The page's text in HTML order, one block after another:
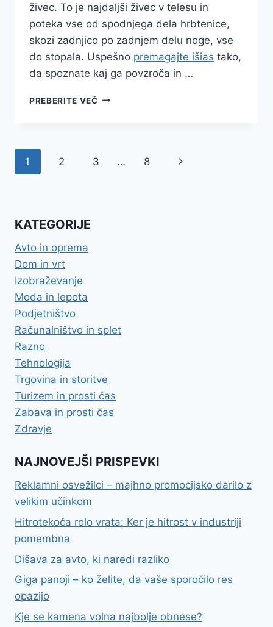
živec. To je najdaljši živec v telesu in
poteka vse od spodnjega dela hrbtenice,
skozi zadnjico po zadnjem delu noge, vse
do stopala. Uspešno premagajte išias tako,
da spoznate kaj ga povzroča in …
PREBERITE VEČIŠIAS
KRIŽA
Page
1 2 3 … 8
Next
KATEGORIJE
Avto in oprema
Dom in vrt
Izobraževanje
Moda in lepota
Podjetništvo
Računalništvo in splet
Razno
Tehnologija
Trgovina in storitve
Turizem in prosti čas
Zabava in prosti čas
Zdravje
NAJNOVEJŠI PRISPEVKI
Reklamni osvežilci – majhno promocijsko darilo z
velikim učinkom
Hitrotekoča rolo vrata: Ker je hitrost v industriji
pomembna
Dišava za avto, ki naredi razliko
Giga panoji – ko želite, da vaše sporočilo res
opazijo
Kje se kamena volna najbolje obnese?